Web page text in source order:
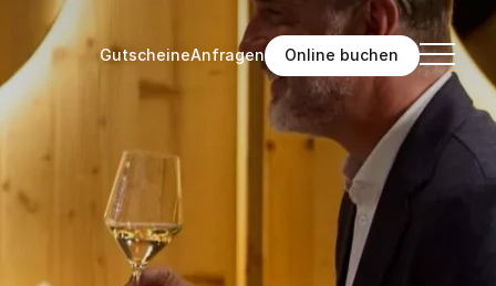
GutscheineAnfragen Online buchen